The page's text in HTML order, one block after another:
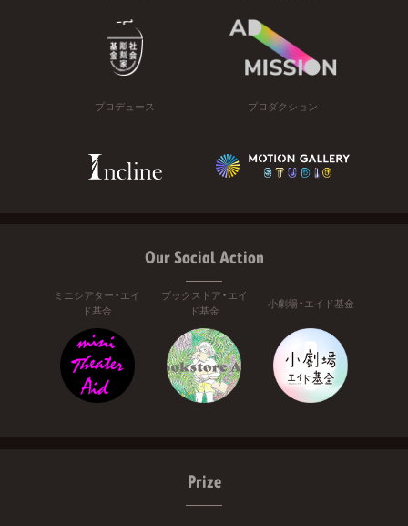
プロデュース プロダクション
Our Social Action
ミニシアター・エイ
ド基金
ブックストア・エイ
ド基金
小劇場・エイド基金
Prize